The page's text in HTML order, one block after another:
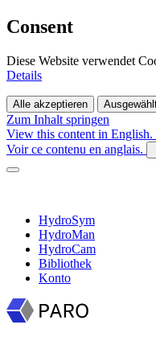
Consent
Diese Website verwendet
Details
Alle akzeptieren
Zum Inhalt springen
View this content in English.
Voir ce contenu en anglais.
HydroSym
HydroMan
HydroCam
Bibliothek
Konto